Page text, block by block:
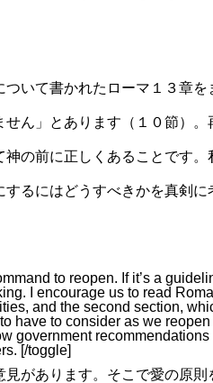
いて書かれたローマ１３章
ん」とあります（１０節）
の前に正しくあることです
るにはどうすべきかを真剣
to reopen. If it’s a
I encourage us to read
and the second section,
have to consider as we
government
[/toggle]
があります。そこで愛の原